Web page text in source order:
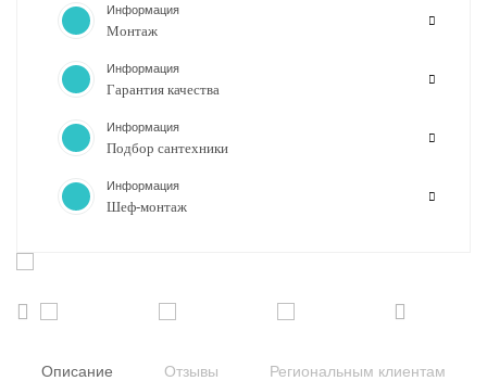
Информация
Монтаж
Информация
Гарантия качества
Информация
Подбор сантехники
Информация
Шеф-монтаж
Описание Отзывы Региональным клиентам